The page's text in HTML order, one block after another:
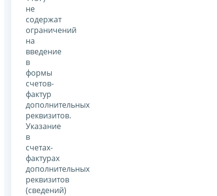
не
содержат
ограничений
на
введение
в
формы
счетов-
фактур
дополнительных
реквизитов.
Указание
в
счетах-
фактурах
дополнительных
реквизитов
(сведений)